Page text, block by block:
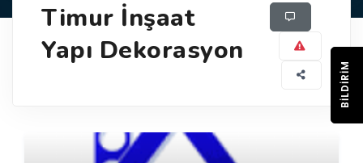
Timur İnşaat
Yapı Dekorasyon
BILDIRIM